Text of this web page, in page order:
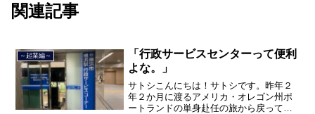
関連記事
～起業編～
「行政サービスセンターって便利
よな。」
サトシこんにちは！サトシです。昨年２
年２か月に渡るアメリカ・オレゴン州ポ
ートランドの単身赴任の旅から戻ってき